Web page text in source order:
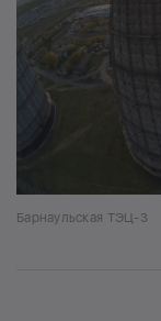
Барнаульская ТЭЦ-3